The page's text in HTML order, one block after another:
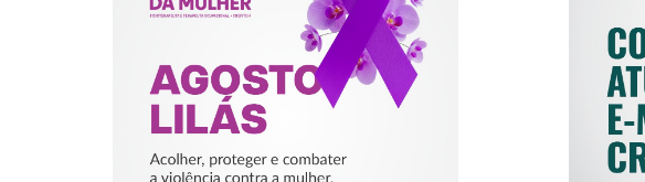
ACOLHER,
PROTEGER E
COMBATER A
VIOLÊNCIA
CONTRA A
MULHER